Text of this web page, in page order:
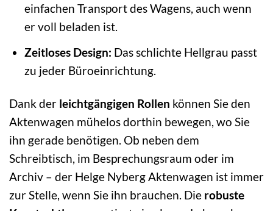
einfachen Transport des Wagens, auch wenn
er voll beladen ist.
Zeitloses Design: Das schlichte Hellgrau passt
zu jeder Büroeinrichtung.
Dank der leichtgängigen Rollen können Sie den
Aktenwagen mühelos dorthin bewegen, wo Sie
ihn gerade benötigen. Ob neben dem
Schreibtisch, im Besprechungsraum oder im
Archiv – der Helge Nyberg Aktenwagen ist immer
zur Stelle, wenn Sie ihn brauchen. Die robuste